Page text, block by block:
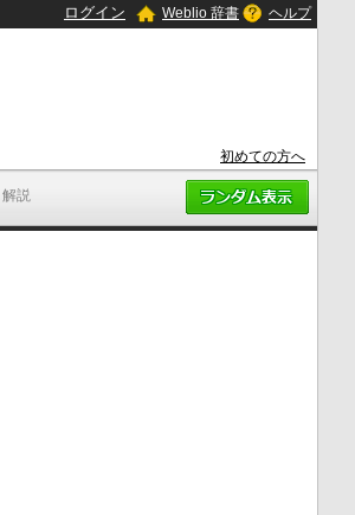
説
ログイン Weblio 辞書 ヘルプ
初めての方へ